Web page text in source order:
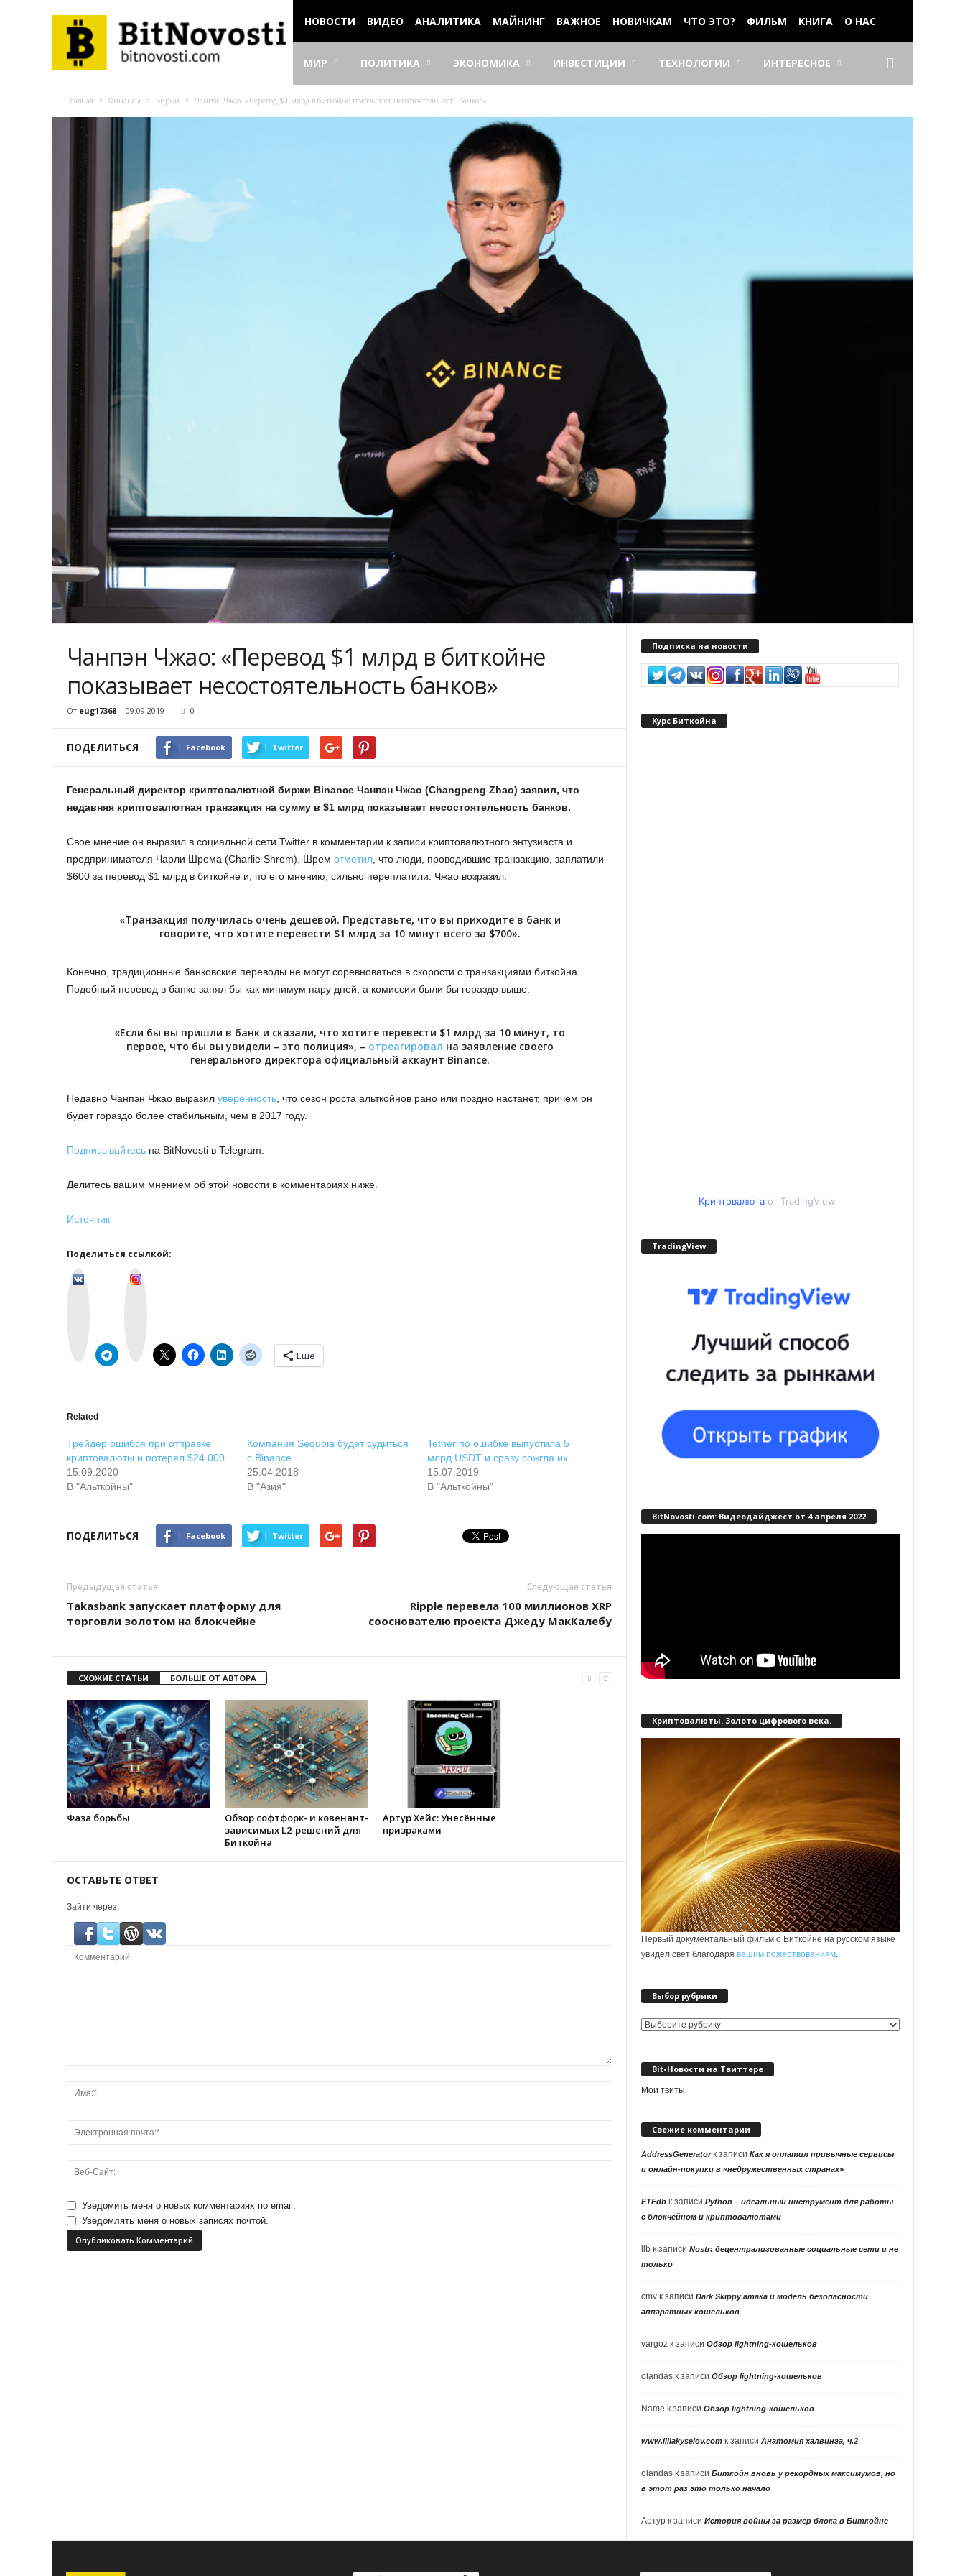
НОВОСТИ ВИДЕО АНАЛИТИКА МАЙНИНГ ВАЖНОЕ НОВИЧКАМ ЧТО ЭТО? ФИЛЬМ КНИГА О НАС
МИР ПОЛИТИКА ЭКОНОМИКА ИНВЕСТИЦИИ ТЕХНОЛОГИИ ИНТЕРЕСНОЕ
Главная Финансы Биржи Чанпэн Чжао: «Перевод $1 млрд в биткойне показывает несостоятельность банков»
Чанпэн Чжао: «Перевод $1 млрд в биткойне
показывает несостоятельность банков»
От eug17368 - 09.09.2019 0
ПОДЕЛИТЬСЯ Facebook Twitter
Генеральный директор криптовалютной биржи Binance Чанпэн Чжао (Changpeng Zhao) заявил, что
недавняя криптовалютная транзакция на сумму в $1 млрд показывает несостоятельность банков.
Свое мнение он выразил в социальной сети Twitter в комментарии к записи криптовалютного энтузиаста и
предпринимателя Чарли Шрема (Charlie Shrem). Шрем отметил , что люди, проводившие транзакцию, заплатили
$600 за перевод $1 млрд в биткойне и, по его мнению, сильно переплатили. Чжао возразил:
«Транзакция получилась очень дешевой. Представьте, что вы приходите в банк и
говорите, что хотите перевести $1 млрд за 10 минут всего за $700».
Конечно, традиционные банковские переводы не могут соревноваться в скорости с транзакциями биткойна.
Подобный перевод в банке занял бы как минимум пару дней, а комиссии были бы гораздо выше.
«Если бы вы пришли в банк и сказали, что хотите перевести $1 млрд за 10 минут, то
первое, что бы вы увидели – это полиция», – отреагировал на заявление своего
генерального директора официальный аккаунт Binance.
Недавно Чанпэн Чжао выразил уверенность , что сезон роста альткойнов рано или поздно настанет, причем он
будет гораздо более стабильным, чем в 2017 году.
Подписывайтесь на BitNovosti в Telegram.
Делитесь вашим мнением об этой новости в комментариях ниже.
Источник
Поделиться ссылкой:
Ещё
Related
Трейдер ошибся при отправке
криптовалюты и потерял $24 000
15.09.2020
В "Альткойны"
Компания Sequoia будет судиться
с Binance
25.04.2018
В "Азия"
Tether по ошибке выпустила 5
млрд USDT и сразу сожгла их
15.07.2019
В "Альткойны"
ПОДЕЛИТЬСЯ Facebook Twitter
Предыдущая статья
Takasbank запускает платформу для
торговли золотом на блокчейне
Следующая статья
Ripple перевела 100 миллионов XRP
сооснователю проекта Джеду МакКалебу
СХОЖИЕ СТАТЬИ БОЛЬШЕ ОТ АВТОРА
Фаза борьбы
Обзор софтфорк- и ковенант-
зависимых L2-решений для
Биткойна
Артур Хейс: Унесённые
призраками
ОСТАВЬТЕ ОТВЕТ
Зайти через:
Уведомить меня о новых комментариях по email.
Уведомлять меня о новых записях почтой.
Подписка на новости
Курс Биткойна
Криптовалютаот TradingView
TradingView
BitNovosti.com: Видеодайджест от 4 апреля 2022
Криптовалюты. Золото цифрового века.
Первый документальный фильм о Биткойне на русском языке
увидел свет благодарявашим пожертвованиям.
Выбор рубрики
Выбор
Bit•Новости на Твиттере
Мои твиты
Свежие комментарии
AddressGeneratorк записиКак я оплатил привычные сервисы
и онлайн-покупки в «недружественных странах»
ETFdb к записиPython – идеальный инструмент для работы
с блокчейном и криптовалютами
llb к записиNostr: децентрализованные социальные сети и не
только
cmv к записиDark Skippy атака и модель безопасности
аппаратных кошельков
vargoz к записиОбзор lightning-кошельков
olandas к записиОбзор lightning-кошельков
Name к записиОбзор lightning-кошельков
www.illiakyselov.com к записиАнатомия халвинга, ч.2
olandas к записиБиткойн вновь у рекордных максимумов, но
в этот раз это только начало
Артур к записиИстория войны за размер блока в Биткойне